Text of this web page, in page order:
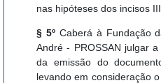
nas hipóteses dos incisos
§ 5º Caberá à Fundação
André - PROSSAN julgar
da emissão do
levando em consideração